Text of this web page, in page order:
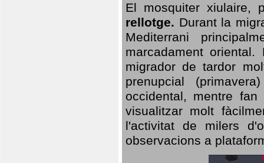
El mosquiter xiulaire,
rellotge. Durant la
Mediterrani
marcadament
migrador de tardor
prenupcial
occidental, mentre
visualitzar molt
l'activitat de milers
observacions a